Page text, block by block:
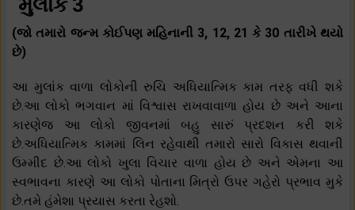
મુલાંક 3
(જો તમારો જન્મ કોઈપણ મહિનાની 3, 12, 21 કે 30 તારીખે થયો
છે)
આ મુલાંક વાળા લોકોની રુચિ અધિયાત્મિક કામ તરફ વધી શકે
છે.આ લોકો ભગવાન માં વિશ્વાસ રાખવાવાળા હોય છે અને આના
કારણેજ આ લોકો જીવનમાં બહુ સારું પ્રદશન કરી શકે
છે.અધિયાત્મિક કામમાં લિન રહેવાથી તમારો સારો વિકાસ થવાની
ઉમ્મીદ છે.આ લોકો ખુલા વિચાર વાળા હોય છે અને એમના આ
સ્વભાવના કારણે આ લોકો પોતાના મિત્રો ઉપર ગહેરો પ્રભાવ મુકે
છે.તમે હંમેશા પ્રયાસ કરતા રેહશો.